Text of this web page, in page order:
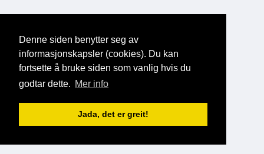
Denne siden benytter seg av
informasjonskapsler (cookies). Du kan
fortsette å bruke siden som vanlig hvis du
godtar dette. Mer info
Jada, det er greit!